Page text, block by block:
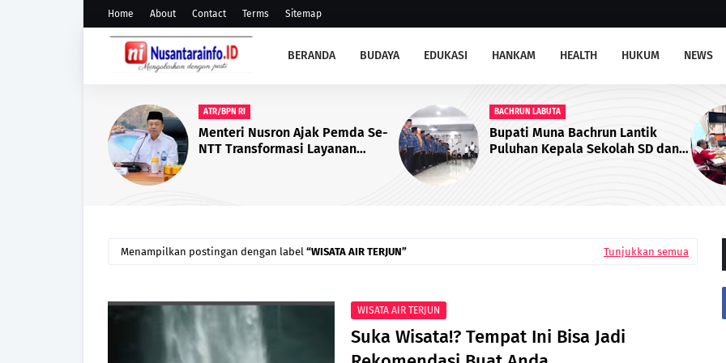
Home About Contact Terms Sitemap
BERANDA BUDAYA EDUKASI HANKAM HEALTH HUKUM NEWS
BACHRUN LABUTA
Bupati Muna Bachrun Lantik
Puluhan Kepala Sekolah SD dan
BPN MUNA
Dukung Iklim Investasi, BPN
Muna Hadiri Rapat Perpanjangan
Menampilkan postingan dengan label WISATA AIR TERJUN Tunjukkan semua
WISATA AIR TERJUN
Suka Wisata!? Tempat Ini Bisa Jadi